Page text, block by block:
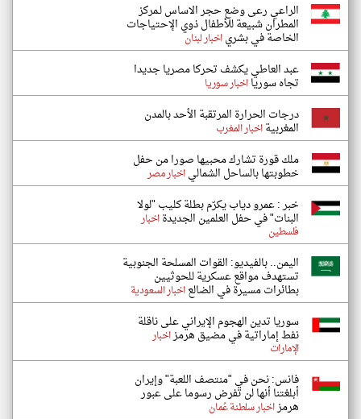
الراعي رعى وضع حجر الاساس لـمركز
المطران شبيعة للأطفال ذوي الإحتياجات
الخاصة في بشرياخبار لبنان
عبد العاطي يكشف تحركا مصريا جديدا
تجاه سوريااخبار سوريا
درجات الحرارة المرتقبة الأحد بالمدن
المغربيةاخبار المغرب
ملك قورة تشارك محبيها صورا من حفل
خطوبتها بالساحل الشمالياخبار مصر
خبر : عمرو دياب يكرّم بطلة كليب "لولا
البنات" في حفل العلمين الجديدةاخبار
فلسطين
اليمن.. بالفيديو: القوات المسلحة الجنوبية
تستهدف مواقع عسكرية للحوثيين
بطائرات مسيرة في الضالعاخبار السعودية
سوريا تدين الهجوم الإيراني على ناقلة
نفط إماراتية في مضيق هرمزاخبار
الإمارات
فانس: نحن في "منتصف اللعبة" وإيران
أبلغتنا أنها لن تفرض رسوما على عبور
هرمزاخبار سلطنة عُمان